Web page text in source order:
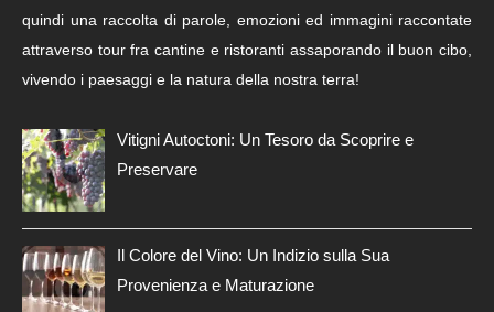
quindi una raccolta di parole, emozioni ed immagini raccontate
attraverso tour fra cantine e ristoranti assaporando il buon cibo,
vivendo i paesaggi e la natura della nostra terra!
Vitigni Autoctoni: Un Tesoro da Scoprire e
Preservare
Il Colore del Vino: Un Indizio sulla Sua
Provenienza e Maturazione